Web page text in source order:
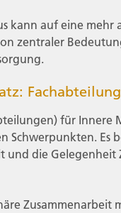
kann auf eine mehr
zentraler
für Innere
Schwerpunkten. Es
und die
Zusammenarbeit